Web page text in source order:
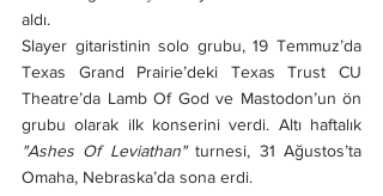
aldı.
Slayer gitaristinin solo grubu, 19 Temmuz’da
Texas Grand Prairie’deki Texas Trust CU
Theatre’da Lamb Of God ve Mastodon’un ön
"Ashes Of Leviathan" turnesi, 31 Ağustos’ta
Omaha, Nebraska’da sona erdi.